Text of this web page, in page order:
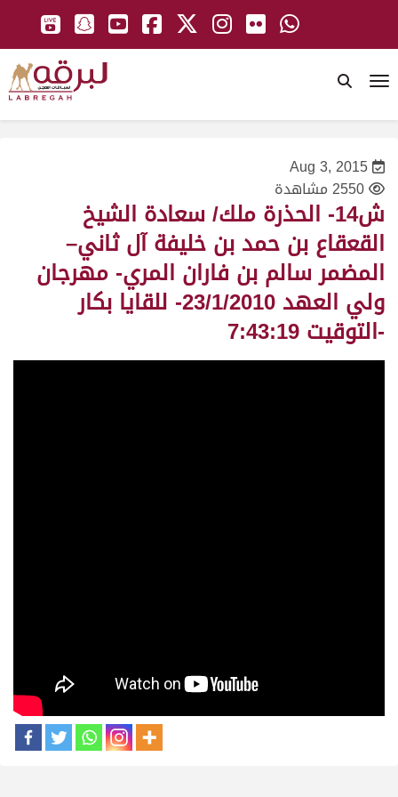
Aug 3, 2015
2550 مشاهدة
ش14- الحذرة ملك/ سعادة الشيخ
القعقاع بن حمد بن خليفة آل ثاني–
المضمر سالم بن فاران المري- مهرجان
ولي العهد 23/1/2010- للقايا بكار
-التوقيت 7:43:19